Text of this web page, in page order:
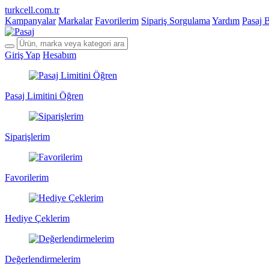
turkcell.com.tr
Kampanyalar Markalar Favorilerim Sipariş Sorgulama Yardım Pasaj
Giriş Yap Hesabım
Pasaj Limitini Öğren
Siparişlerim
Favorilerim
Hediye Çeklerim
Değerlendirmelerim